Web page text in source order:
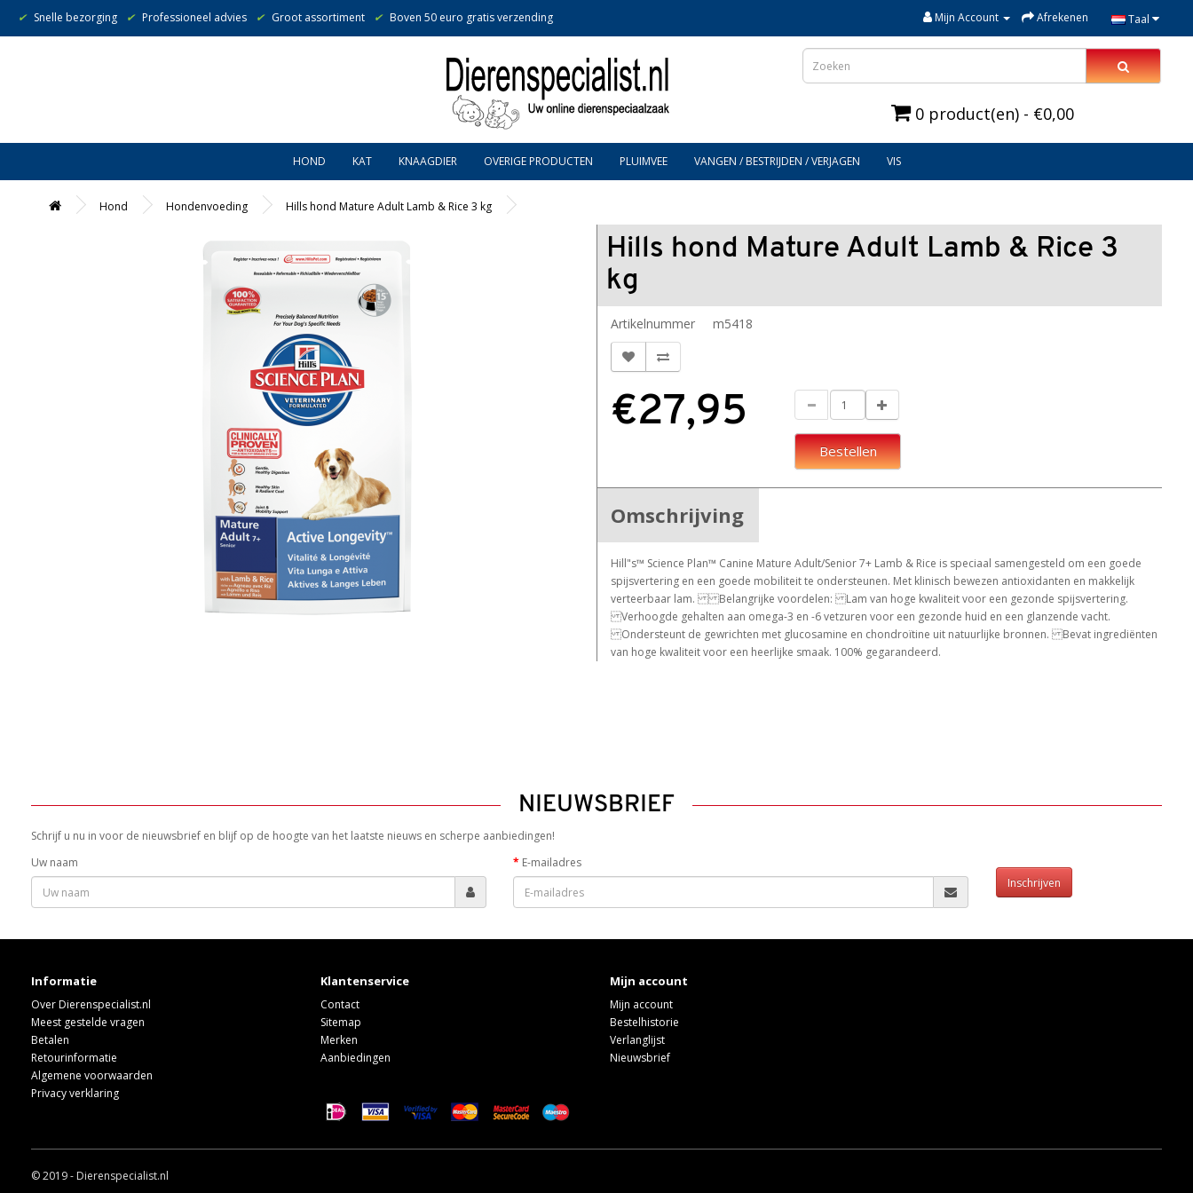
✔ Snelle bezorging ✔ Professioneel advies ✔ Groot assortiment ✔ Boven 50 euro gratis verzending Mijn Account Afrekenen Taal
0 product(en) - €0,00
HOND KAT KNAAGDIER OVERIGE PRODUCTEN PLUIMVEE VANGEN / BESTRIJDEN / VERJAGEN VIS
Hond Hondenvoeding Hills hond Mature Adult Lamb & Rice 3 kg
Hills hond Mature Adult Lamb & Rice 3
kg
Artikelnummer m5418
€27,95
Bestellen
Omschrijving
Hill"s™ Science Plan™ Canine Mature Adult/Senior 7+ Lamb & Rice is speciaal samengesteld om een goede
spijsvertering en een goede mobiliteit te ondersteunen. Met klinisch bewezen antioxidanten en makkelijk
verteerbaar lam. Belangrijke voordelen: Lam van hoge kwaliteit voor een gezonde spijsvertering.
Verhoogde gehalten aan omega-3 en -6 vetzuren voor een gezonde huid en een glanzende vacht.
Ondersteunt de gewrichten met glucosamine en chondroïtine uit natuurlijke bronnen. Bevat ingrediënten
van hoge kwaliteit voor een heerlijke smaak. 100% gegarandeerd.
NIEUWSBRIEF
Schrijf u nu in voor de nieuwsbrief en blijf op de hoogte van het laatste nieuws en scherpe aanbiedingen!
Uw naam
E-mailadres
Inschrijven
Informatie
Over Dierenspecialist.nl
Meest gestelde vragen
Betalen
Retourinformatie
Algemene voorwaarden
Privacy verklaring
Klantenservice
Contact
Sitemap
Merken
Aanbiedingen
Mijn account
Mijn account
Bestelhistorie
Verlanglijst
Nieuwsbrief
© 2019 - Dierenspecialist.nl